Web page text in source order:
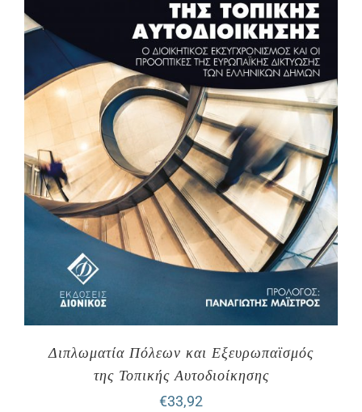
Διπλωματία Πόλεων και Εξευρωπαϊσμός
της Τοπικής Αυτοδιοίκησης
€33,92